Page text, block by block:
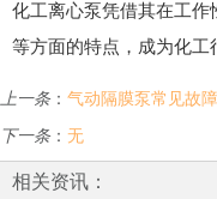
化工离心泵凭借其在工
等方面的特点，成为化工
上一条： 气动隔膜泵常见故
下一条： 无
相关资讯：